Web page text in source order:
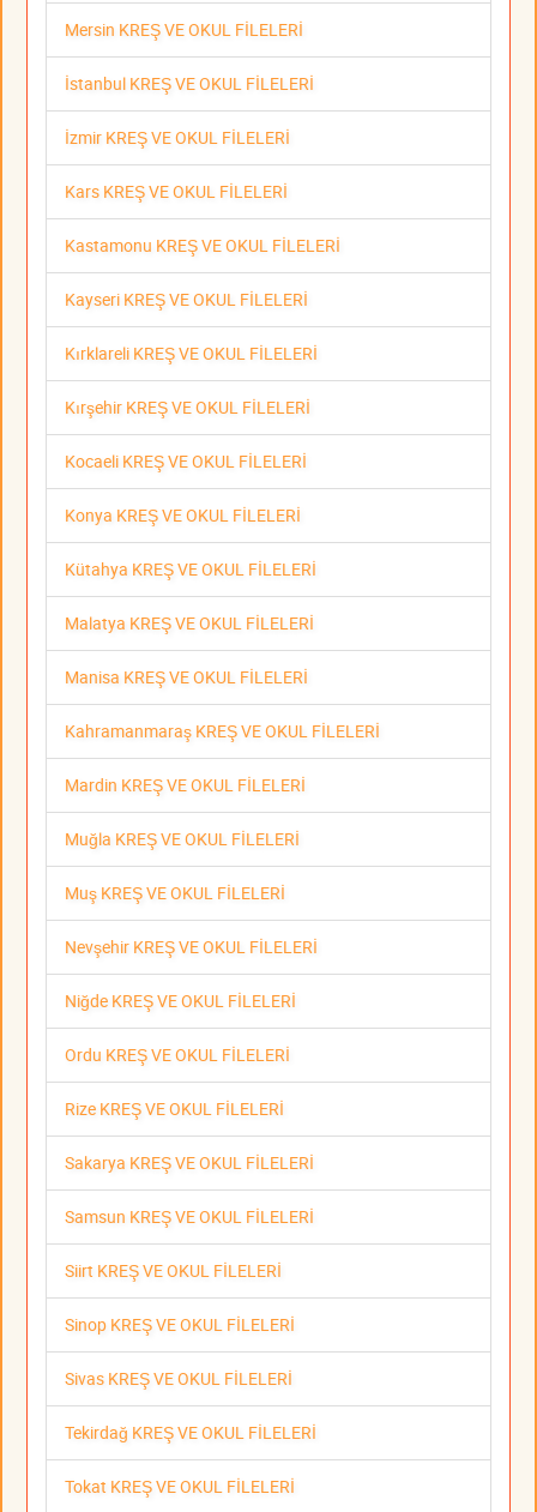
Mersin KREŞ VE OKUL FİLELERİ
İstanbul KREŞ VE OKUL FİLELERİ
İzmir KREŞ VE OKUL FİLELERİ
Kars KREŞ VE OKUL FİLELERİ
Kastamonu KREŞ VE OKUL FİLELERİ
Kayseri KREŞ VE OKUL FİLELERİ
Kırklareli KREŞ VE OKUL FİLELERİ
Kırşehir KREŞ VE OKUL FİLELERİ
Kocaeli KREŞ VE OKUL FİLELERİ
Konya KREŞ VE OKUL FİLELERİ
Kütahya KREŞ VE OKUL FİLELERİ
Malatya KREŞ VE OKUL FİLELERİ
Manisa KREŞ VE OKUL FİLELERİ
Kahramanmaraş KREŞ VE OKUL FİLELERİ
Mardin KREŞ VE OKUL FİLELERİ
Muğla KREŞ VE OKUL FİLELERİ
Muş KREŞ VE OKUL FİLELERİ
Nevşehir KREŞ VE OKUL FİLELERİ
Niğde KREŞ VE OKUL FİLELERİ
Ordu KREŞ VE OKUL FİLELERİ
Rize KREŞ VE OKUL FİLELERİ
Sakarya KREŞ VE OKUL FİLELERİ
Samsun KREŞ VE OKUL FİLELERİ
Siirt KREŞ VE OKUL FİLELERİ
Sinop KREŞ VE OKUL FİLELERİ
Sivas KREŞ VE OKUL FİLELERİ
Tekirdağ KREŞ VE OKUL FİLELERİ
Tokat KREŞ VE OKUL FİLELERİ